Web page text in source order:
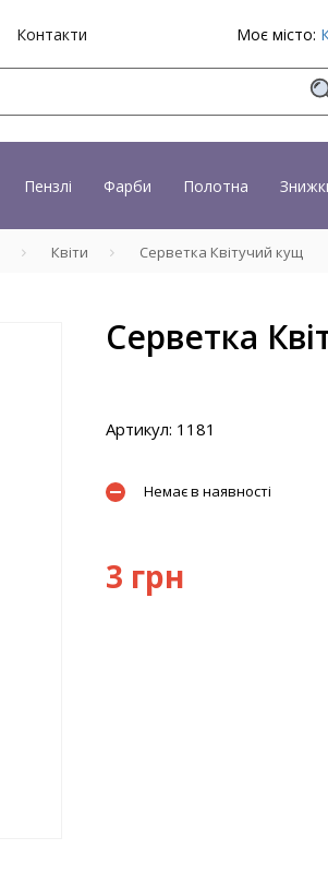
Контакти Моє місто:
Пензлі Фарби Полотна
Квіти Серветка Квітучий кущ
Серветка
Артикул: 1181
Немає в наявності
3 грн